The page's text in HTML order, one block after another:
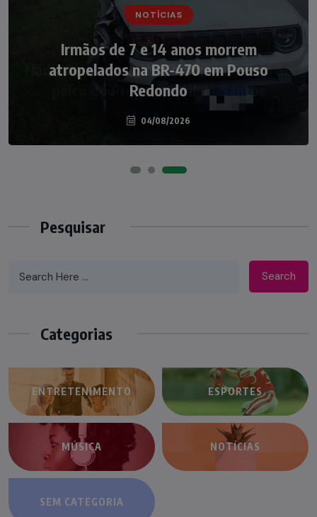
NOTÍCIAS
Nádia Menegazzi leva o nome de Taió ao
palco do Programa Silvio Santos
07/08/2026
Pesquisar
Search
Categorias
ENTRETENIMENTO ESPORTES
MÚSICA NOTÍCIAS
SEM CATEGORIA